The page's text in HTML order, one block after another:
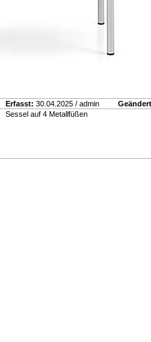
Erfasst: 30.04.2025 / admin
Sessel auf 4 Metallfüßen